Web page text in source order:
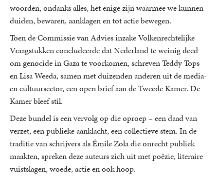
woorden, ondanks alles, het enige zijn waarmee we kunnen
duiden, bewaren, aanklagen en tot actie bewegen.
Toen de Commissie van Advies inzake Volkenrechtelijke
Vraagstukken concludeerde dat Nederland te weinig deed
om genocide in Gaza te voorkomen, schreven Teddy Tops
en Lisa Weeda, samen met duizenden anderen uit de media-
en cultuursector, een open brief aan de Tweede Kamer. De
Kamer bleef stil.
Deze bundel is een vervolg op die oproep – een daad van
verzet, een publieke aanklacht, een collectieve stem. In de
traditie van schrijvers als Émile Zola die onrecht publiek
maakten, spreken deze auteurs zich uit met poëzie, literaire
vuistslagen, woede, actie en ook hoop.